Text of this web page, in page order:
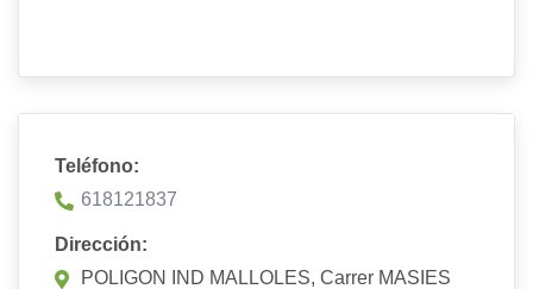
Teléfono:
618121837
Dirección:
POLIGON IND MALLOLES, Carrer MASIES